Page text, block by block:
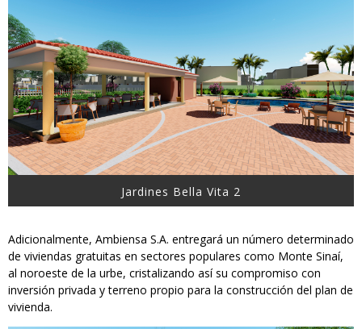
Jardines Bella Vita 2
Adicionalmente, Ambiensa S.A. entregará un número determinado
de viviendas gratuitas en sectores populares como Monte Sinaí,
al noroeste de la urbe, cristalizando así su compromiso con
inversión privada y terreno propio para la construcción del plan de
vivienda.